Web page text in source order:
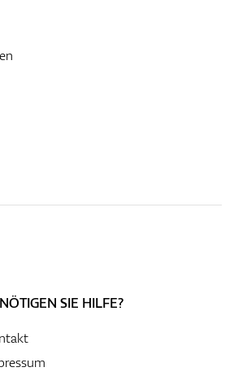
SIE HILFE?